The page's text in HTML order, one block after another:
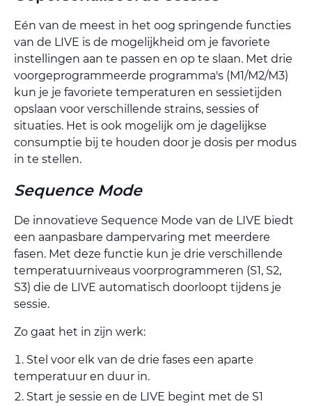
Eén van de meest in het oog springende functies
van de LIVE is de mogelijkheid om je favoriete
instellingen aan te passen en op te slaan. Met drie
voorgeprogrammeerde programma's (M1/M2/M3)
kun je je favoriete temperaturen en sessietijden
opslaan voor verschillende strains, sessies of
situaties. Het is ook mogelijk om je dagelijkse
consumptie bij te houden door je dosis per modus
in te stellen.
Sequence Mode
De innovatieve Sequence Mode van de LIVE biedt
een aanpasbare dampervaring met meerdere
fasen. Met deze functie kun je drie verschillende
temperatuurniveaus voorprogrammeren (S1, S2,
S3) die de LIVE automatisch doorloopt tijdens je
sessie.
Zo gaat het in zijn werk:
Stel voor elk van de drie fases een aparte
temperatuur en duur in.
Start je sessie en de LIVE begint met de S1